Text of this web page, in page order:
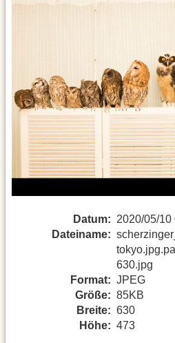
Datum: 2020/05/10
Dateiname:
630.jpg
Format: JPEG
Größe: 85KB
Breite: 630
Höhe: 473